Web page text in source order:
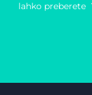
lahko preberete